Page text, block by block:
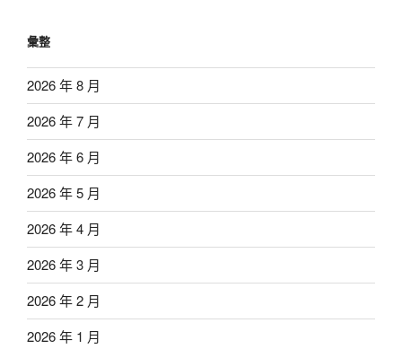
彙整
2026 年 8 月
2026 年 7 月
2026 年 6 月
2026 年 5 月
2026 年 4 月
2026 年 3 月
2026 年 2 月
2026 年 1 月